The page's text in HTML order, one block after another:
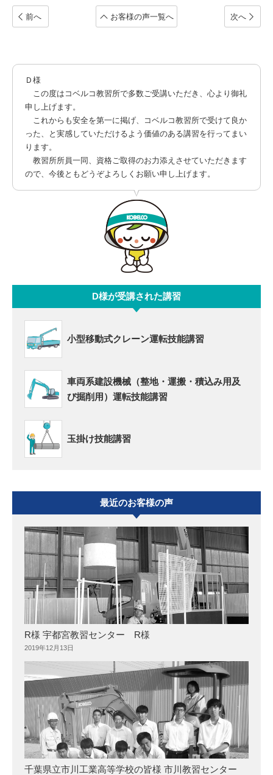
前へ お客様の声一覧へ 次へ
Ｄ様
この度はコベルコ教習所で多数ご受講いただき、心より御礼
申し上げます。
これからも安全を第一に掲げ、コベルコ教習所で受けて良か
った、と実感していただけるよう価値のある講習を行ってまい
ります。
教習所所員一同、資格ご取得のお力添えさせていただきます
ので、今後ともどうぞよろしくお願い申し上げます。
D様が受講された講習
小型移動式クレーン運転技能講習
車両系建設機械（整地・運搬・積込み用及
び掘削用）運転技能講習
玉掛け技能講習
最近のお客様の声
R様 宇都宮教習センター R様
2019年12月13日
千葉県立市川工業高等学校の皆様 市川教習センター